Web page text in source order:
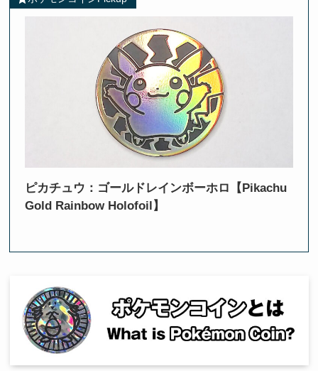
ピカチュウ：ゴールドレインボーホロ【Pikachu
Gold Rainbow Holofoil】